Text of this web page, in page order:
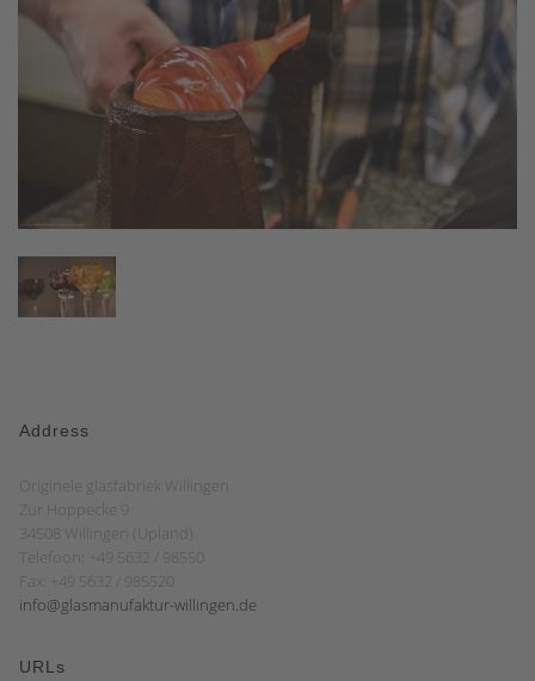
Address
Originele glasfabriek Willingen
Zur Hoppecke 9
34508 Willingen (Upland)
Telefoon: +49 5632 / 98550
Fax: +49 5632 / 985520
info@glasmanufaktur-willingen.de
URLs